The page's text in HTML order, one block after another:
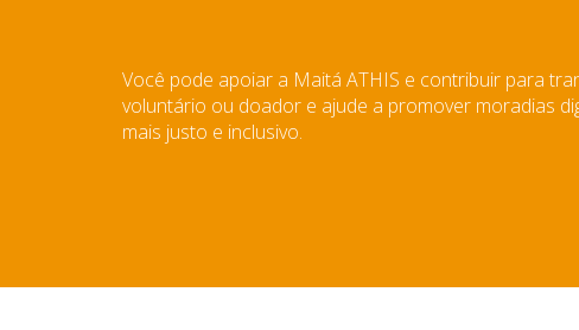
Você pode apoiar a Maitá ATHIS e contribuir para
voluntário ou doador e ajude a promover moradias
mais justo e inclusivo.